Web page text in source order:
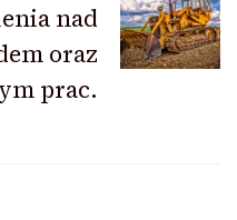
nad
oraz
prac.